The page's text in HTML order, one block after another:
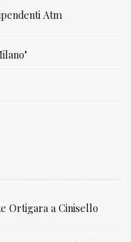
Atm
Ortigara a Cinisello